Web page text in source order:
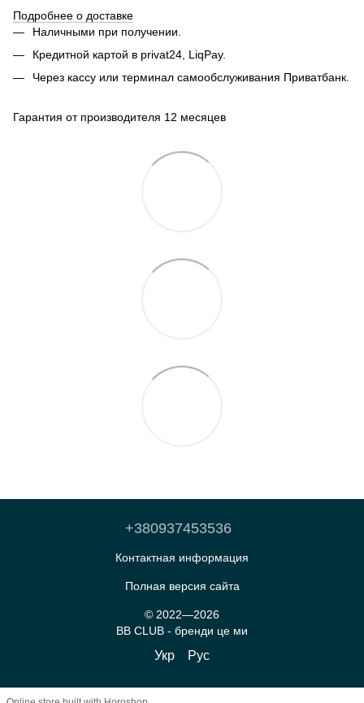
Подробнее о доставке
Наличными при получении.
Кредитной картой в privat24, LiqPay.
Через кассу или терминал самообслуживания Приватбанк.
Гарантия от производителя 12 месяцев
+380937453536
Контактная информация
Полная версия сайта
© 2022—2026
BB CLUB - бренди це ми
Укр Рус